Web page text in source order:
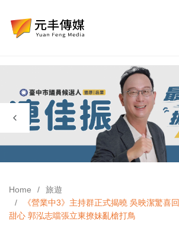
Home
旅遊
《營業中3》主持群正式揭曉 吳映潔驚喜
甜心 郭泓志噹張立東撩妹亂槍打鳥